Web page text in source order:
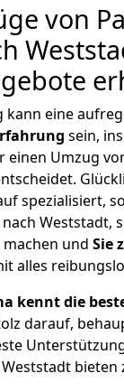
von
kann eine
sein,
einen Umzug
spezialisiert,
Weststadt,
und Sie
alles
kennt die
darauf,
bieten